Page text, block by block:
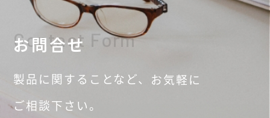
お問合せ
Contact Form
製品に関することなど、 お気軽に
ご相談下さい。